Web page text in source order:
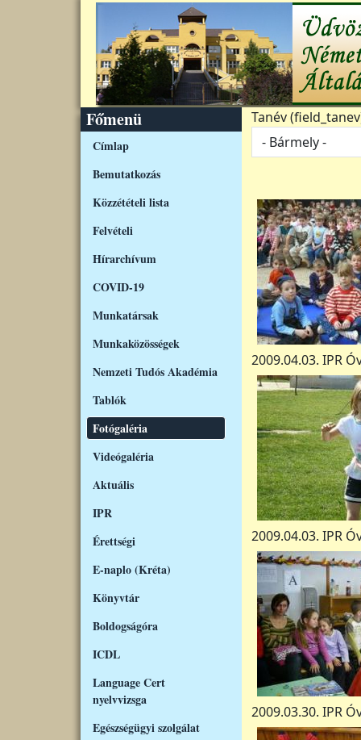
Ugrás a tartalomra
Főmenü
Címlap
Bemutatkozás
Közzétételi lista
Felvételi
Hírarchívum
COVID-19
Munkatársak
Munkaközösségek
Nemzeti Tudós Akadémia
Tablók
Fotógaléria
Videógaléria
Aktuális
IPR
Érettségi
E-naplo (Kréta)
Könyvtár
Boldogságóra
ICDL
Language Cert
nyelvvizsga
Egészségügyi szolgálat
Tanév
2009.04.03. IPR
2009.04.03. IPR
2009.03.30. IPR